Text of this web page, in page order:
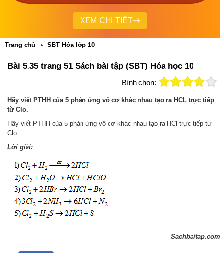
XEM CHI TIẾT
Trang chủ SBT Hóa lớp 10
Bài 5.35 trang 51 Sách bài tập (SBT) Hóa học 10
Bình chọn:
Hãy viết PTHH của 5 phản ứng vô cơ khác nhau tạo ra HCL trực tiếp
từ Clo.
Hãy viết PTHH của 5 phản ứng vô cơ khác nhau tạo ra HCl trực tiếp từ
Clo.
Lời giải:
Sachbaitap.com